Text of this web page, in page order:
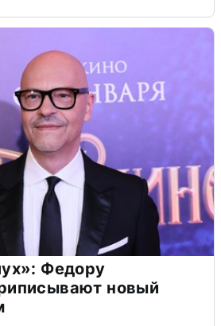
Федору
новый